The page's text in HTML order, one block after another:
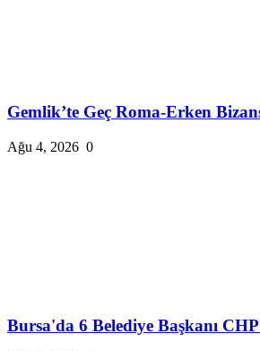
Gemlik’te Geç Roma-Erken
Ağu 4, 2026 0
Bursa'da 6 Belediye Başkanı